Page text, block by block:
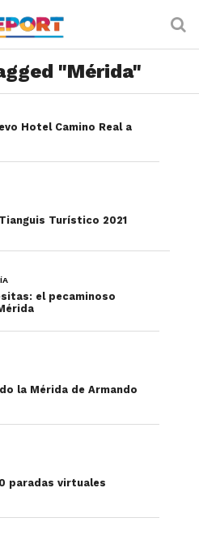
"Mérida"
Hotel Camino Real a
Turístico 2021
el pecaminoso
la Mérida de Armando
paradas virtuales